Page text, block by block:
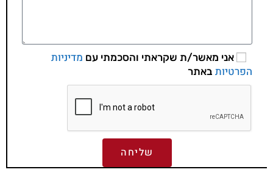
אני מאשר/ת שקראתי והסכמתי עם מדיניות
הפרטיות באתר
שליחה